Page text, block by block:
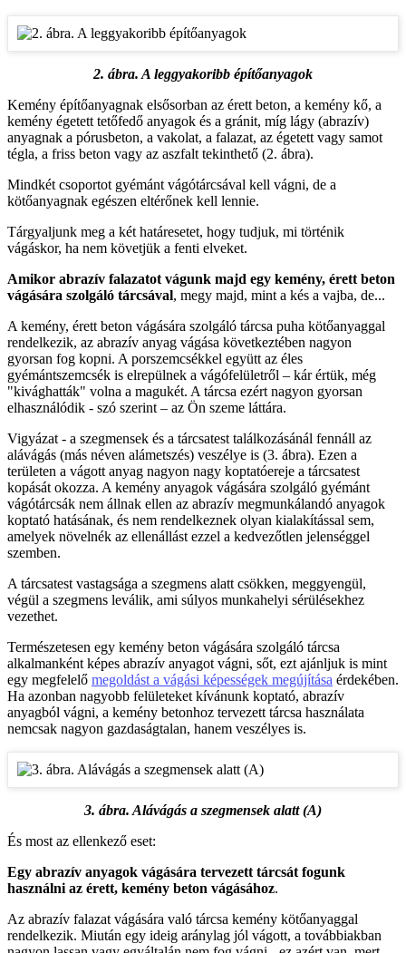
2. ábra. A leggyakoribb építőanyagok
Kemény építőanyagnak elsősorban az érett beton, a kemény kő, a
kemény égetett tetőfedő anyagok és a gránit, míg lágy (abrazív)
anyagnak a pórusbeton, a vakolat, a falazat, az égetett vagy samot
tégla, a friss beton vagy az aszfalt tekinthető (2. ábra).
Mindkét csoportot gyémánt vágótárcsával kell vágni, de a
kötőanyagnak egészen eltérőnek kell lennie.
Tárgyaljunk meg a két határesetet, hogy tudjuk, mi történik
vágáskor, ha nem követjük a fenti elveket.
Amikor abrazív falazatot vágunk majd egy kemény, érett beton
vágására szolgáló tárcsával, megy majd, mint a kés a vajba, de...
A kemény, érett beton vágására szolgáló tárcsa puha kötőanyaggal
rendelkezik, az abrazív anyag vágása következtében nagyon
gyorsan fog kopni. A porszemcsékkel együtt az éles
gyémántszemcsék is elrepülnek a vágófelületről – kár értük, még
"kivághatták" volna a magukét. A tárcsa ezért nagyon gyorsan
elhasználódik - szó szerint – az Ön szeme láttára.
Vigyázat - a szegmensek és a tárcsatest találkozásánál fennáll az
alávágás (más néven alámetszés) veszélye is (3. ábra). Ezen a
területen a vágott anyag nagyon nagy koptatóereje a tárcsatest
kopását okozza. A kemény anyagok vágására szolgáló gyémánt
vágótárcsák nem állnak ellen az abrazív megmunkálandó anyagok
koptató hatásának, és nem rendelkeznek olyan kialakítással sem,
amelyek növelnék az ellenállást ezzel a kedvezőtlen jelenséggel
szemben.
A tárcsatest vastagsága a szegmens alatt csökken, meggyengül,
végül a szegmens leválik, ami súlyos munkahelyi sérülésekhez
vezethet.
Természetesen egy kemény beton vágására szolgáló tárcsa
alkalmanként képes abrazív anyagot vágni, sőt, ezt ajánljuk is mint
egy megfelelő megoldást a vágási képességek megújítása érdekében.
Ha azonban nagyobb felületeket kívánunk koptató, abrazív
anyagból vágni, a kemény betonhoz tervezett tárcsa használata
nemcsak nagyon gazdaságtalan, hanem veszélyes is.
3. ábra. Alávágás a szegmensek alatt (A)
És most az ellenkező eset:
Egy abrazív anyagok vágására tervezett tárcsát fogunk
használni az érett, kemény beton vágásához.
Az abrazív falazat vágására való tárcsa kemény kötőanyaggal
rendelkezik. Miután egy ideig aránylag jól vágott, a továbbiakban